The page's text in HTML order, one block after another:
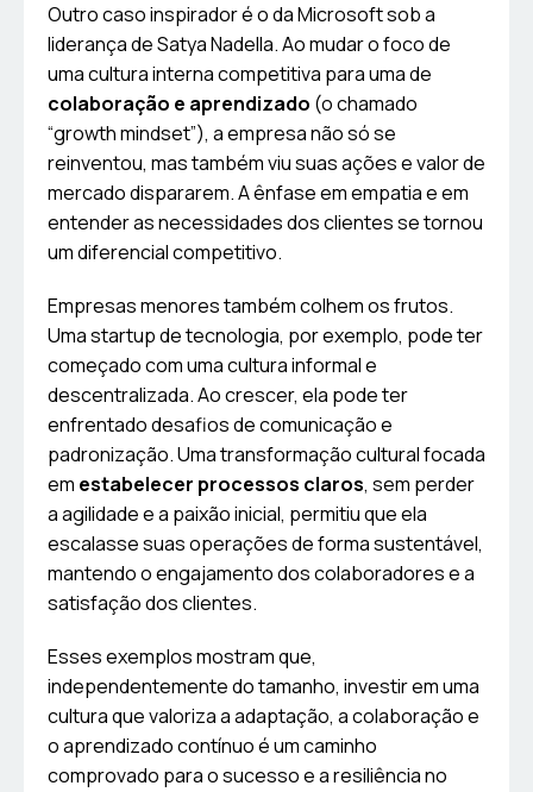
Outro caso inspirador é o da Microsoft sob a
liderança de Satya Nadella. Ao mudar o foco de
uma cultura interna competitiva para uma de
colaboração e aprendizado (o chamado
“growth mindset”), a empresa não só se
reinventou, mas também viu suas ações e valor de
mercado dispararem. A ênfase em empatia e em
entender as necessidades dos clientes se tornou
um diferencial competitivo.
Empresas menores também colhem os frutos.
Uma startup de tecnologia, por exemplo, pode ter
começado com uma cultura informal e
descentralizada. Ao crescer, ela pode ter
enfrentado desafios de comunicação e
padronização. Uma transformação cultural focada
em estabelecer processos claros, sem perder
a agilidade e a paixão inicial, permitiu que ela
escalasse suas operações de forma sustentável,
mantendo o engajamento dos colaboradores e a
satisfação dos clientes.
Esses exemplos mostram que,
independentemente do tamanho, investir em uma
cultura que valoriza a adaptação, a colaboração e
o aprendizado contínuo é um caminho
comprovado para o sucesso e a resiliência no